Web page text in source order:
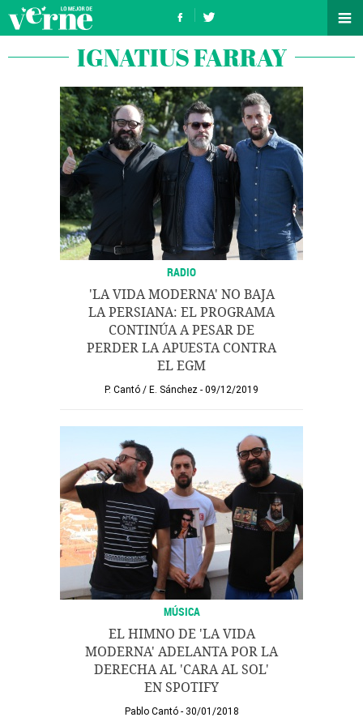
IGNATIUS FARRAY
RADIO
'LA VIDA MODERNA' NO BAJA
LA PERSIANA: EL PROGRAMA
CONTINÚA A PESAR DE
PERDER LA APUESTA CONTRA
EL EGM
P. Cantó / E. Sánchez 09/12/2019
MÚSICA
EL HIMNO DE 'LA VIDA
MODERNA' ADELANTA POR LA
DERECHA AL 'CARA AL SOL'
EN SPOTIFY
Pablo Cantó 30/01/2018